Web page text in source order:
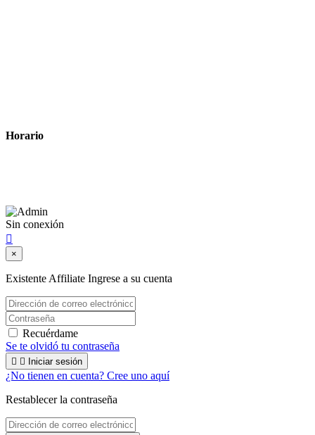
Horario
Sin conexión

×
Existente Affiliate Ingrese a su cuenta
Recuérdame
Se te olvidó tu contraseña
  Iniciar sesión
¿No tienen en cuenta? Cree uno aquí
Restablecer la contraseña